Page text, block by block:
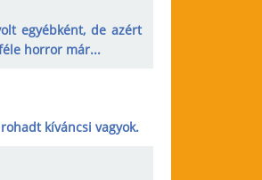
egyébként, de azért
horror már...
kíváncsi vagyok.